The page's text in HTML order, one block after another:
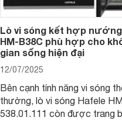
Lò vi sóng kết hợp
HM-B38C phù hợp cho
gian sống hiện đại
12/07/2025
Bên cạnh tính năng vi sóng
thường, lò vi sóng Hafele
538.01.111 còn được trang